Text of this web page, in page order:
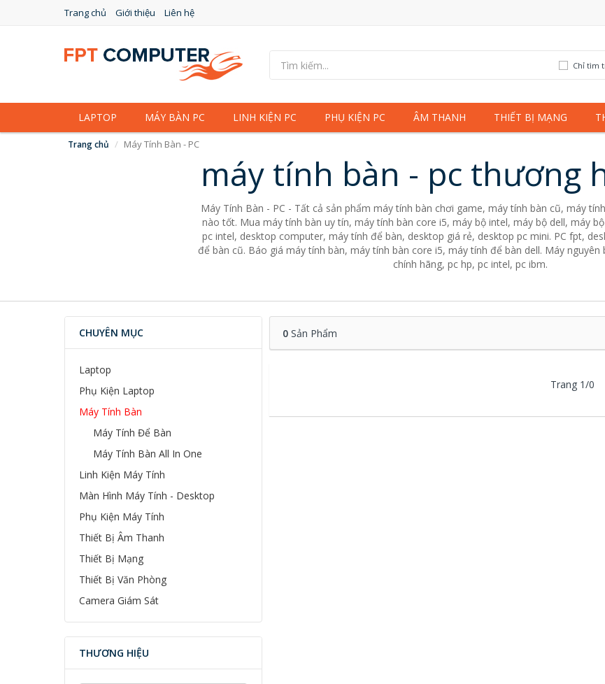
Trang chủ Giới thiệu Liên hệ
Chỉ tìm
LAPTOP MÁY BÀN PC LINH KIỆN PC PHỤ KIỆN PC ÂM THANH THIẾT BỊ MẠNG
Trang chủ Máy Tính Bàn - PC
máy tính bàn - pc thương
Máy Tính Bàn - PC - Tất cả sản phẩm máy tính bàn chơi game, máy tính bàn cũ, máy
nào tốt. Mua máy tính bàn uy tín, máy tính bàn core i5, máy bộ intel, máy bộ dell, máy
pc intel, desktop computer, máy tính để bàn, desktop giá rẻ, desktop pc mini. PC fpt,
để bàn cũ. Báo giá máy tính bàn, máy tính bàn core i5, máy tính để bàn dell. Máy nguyên
chính hãng, pc hp, pc intel, pc ibm.
CHUYÊN MỤC
Laptop
Phụ Kiện Laptop
Máy Tính Bàn
Máy Tính Để Bàn
Máy Tính Bàn All In One
Linh Kiện Máy Tính
Màn Hình Máy Tính - Desktop
Phụ Kiện Máy Tính
Thiết Bị Âm Thanh
Thiết Bị Mạng
Thiết Bị Văn Phòng
Camera Giám Sát
THƯƠNG HIỆU
0Sản Phẩm
Trang 1/0